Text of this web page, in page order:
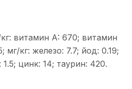
витамин A: 670; витамин
мг/кг: железо: 7.7; йод: 0.19;
цинк: 14; таурин: 420.